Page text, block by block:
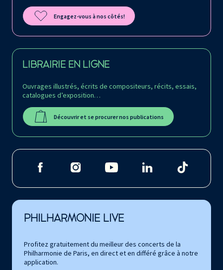
Engagez-vous à nos côtés!
LIBRAIRIE EN LIGNE
Ouvrages illustrés, écrits de compositeurs, récits, essais,
catalogues d’exposition…
Découvrir et se procurer nos publications
PHILHARMONIE LIVE
Profitez gratuitement du meilleur des concerts de la
Philharmonie de Paris, en direct et en différé grâce à notre
application.